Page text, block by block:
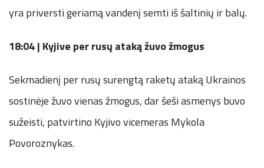
yra priversti geriamą vandenį semti iš šaltinių ir balų.
18:04 | Kyjive per rusų ataką žuvo žmogus
Sekmadienį per rusų surengtą raketų ataką Ukrainos
sostinėje žuvo vienas žmogus, dar šeši asmenys buvo
sužeisti, patvirtino Kyjivo vicemeras Mykola
Povoroznykas.